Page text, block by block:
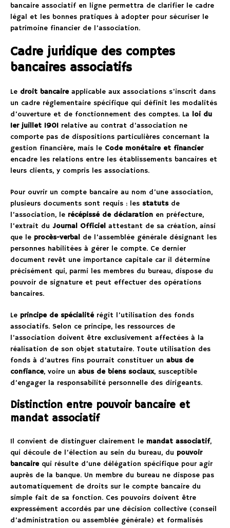
bancaire associatif en ligne permettra de clarifier le cadre
légal et les bonnes pratiques à adopter pour sécuriser le
patrimoine financier de l’association.
Cadre juridique des comptes
bancaires associatifs
Le droit bancaireapplicable aux associations s’inscrit dans
un cadre réglementaire spécifique qui définit les modalités
d’ouverture et de fonctionnement des comptes. La loi du
1er juillet 1901 relative au contrat d’association ne
comporte pas de dispositions particulières concernant la
gestion financière, mais le Code monétaire et financier
encadre les relations entre les établissements bancaires et
leurs clients, y compris les associations.
Pour ouvrir un compte bancaire au nom d’une association,
plusieurs documents sont requis : les statutsde
l’association, le récépissé de déclaration en préfecture,
l’extrait du Journal Officiel attestant de sa création, ainsi
que le procès-verbal de l’assemblée générale désignant les
personnes habilitées à gérer le compte. Ce dernier
document revêt une importance capitale car il détermine
précisément qui, parmi les membres du bureau, dispose du
pouvoir de signature et peut effectuer des opérations
bancaires.
Le principe de spécialitérégit l’utilisation des fonds
associatifs. Selon ce principe, les ressources de
l’association doivent être exclusivement affectées à la
réalisation de son objet statutaire. Toute utilisation des
fonds à d’autres fins pourrait constituer un abus de
confiance, voire un abus de biens sociaux, susceptible
d’engager la responsabilité personnelle des dirigeants.
Distinction entre pouvoir bancaire et
mandat associatif
Il convient de distinguer clairement le mandat associatif,
qui découle de l’élection au sein du bureau, du pouvoir
bancairequi résulte d’une délégation spécifique pour agir
auprès de la banque. Un membre du bureau ne dispose pas
automatiquement de droits sur le compte bancaire du
simple fait de sa fonction. Ces pouvoirs doivent être
expressément accordés par une décision collective (conseil
d’administration ou assemblée générale) et formalisés